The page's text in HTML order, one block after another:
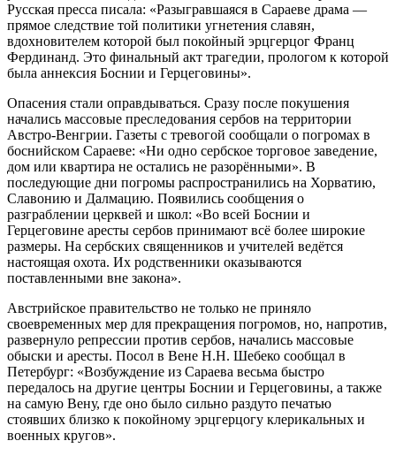
Русская пресса писала: «Разыгравшаяся в Сараеве драма —
прямое следствие той политики угнетения славян,
вдохновителем которой был покойный эрцгерцог Франц
Фердинанд. Это финальный акт трагедии, прологом к которой
была аннексия Боснии и Герцеговины».
Опасения стали оправдываться. Сразу после покушения
начались массовые преследования сербов на территории
Австро-Венгрии. Газеты с тревогой сообщали о погромах в
боснийском Сараеве: «Ни одно сербское торговое заведение,
дом или квартира не остались не разорёнными». В
последующие дни погромы распространились на Хорватию,
Славонию и Далмацию. Появились сообщения о
разграблении церквей и школ: «Во всей Боснии и
Герцеговине аресты сербов принимают всё более широкие
размеры. На сербских священников и учителей ведётся
настоящая охота. Их родственники оказываются
поставленными вне закона».
Австрийское правительство не только не приняло
своевременных мер для прекращения погромов, но, напротив,
развернуло репрессии против сербов, начались массовые
обыски и аресты. Посол в Вене Н.Н. Шебеко сообщал в
Петербург: «Возбуждение из Сараева весьма быстро
передалось на другие центры Боснии и Герцеговины, а также
на самую Вену, где оно было сильно раздуто печатью
стоявших близко к покойному эрцгерцогу клерикальных и
военных кругов».